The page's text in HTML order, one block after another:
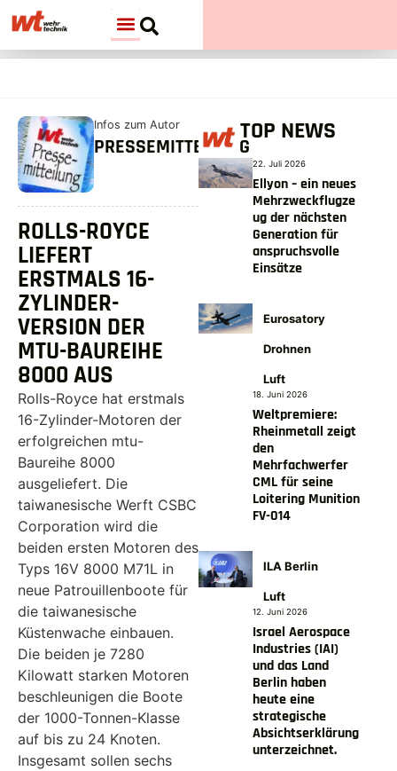
Infos zum Autor
PRESSEMITTEILUNG
ROLLS-ROYCE
LIEFERT
ERSTMALS 16-
ZYLINDER-
VERSION DER
MTU-BAUREIHE
8000 AUS
Rolls-Royce hat erstmals
16-Zylinder-Motoren der
erfolgreichen mtu-
Baureihe 8000
ausgeliefert. Die
taiwanesische Werft CSBC
Corporation wird die
beiden ersten Motoren des
Typs 16V 8000 M71L in
neue Patrouillenboote für
die taiwanesische
Küstenwache einbauen.
Die beiden je 7280
Kilowatt starken Motoren
beschleunigen die Boote
der 1000-Tonnen-Klasse
auf bis zu 24 Knoten.
Insgesamt sollen sechs
TOP NEWS
22. Juli 2026
Ellyon – ein neues
Mehrzweckflugze
ug der nächsten
Generation für
anspruchsvolle
Einsätze
Eurosatory
Drohnen
Luft
18. Juni 2026
Weltpremiere:
Rheinmetall zeigt
den
Mehrfachwerfer
CML für seine
Loitering Munition
FV-014
ILA Berlin
Luft
12. Juni 2026
Israel Aerospace
Industries (IAI)
und das Land
Berlin haben
heute eine
strategische
Absichtserklärung
unterzeichnet.